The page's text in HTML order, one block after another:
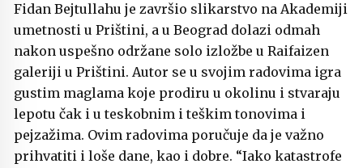
Fidan Bejtullahu je završio slikarstvo na Akademiji
umetnosti u Prištini, a u Beograd dolazi odmah
nakon uspešno održane solo izložbe u Raifaizen
galeriji u Prištini. Autor se u svojim radovima igra
gustim maglama koje prodiru u okolinu i stvaraju
lepotu čak i u teskobnim i teškim tonovima i
pejzažima. Ovim radovima poručuje da je važno
prihvatiti i loše dane, kao i dobre. “Iako katastrofe